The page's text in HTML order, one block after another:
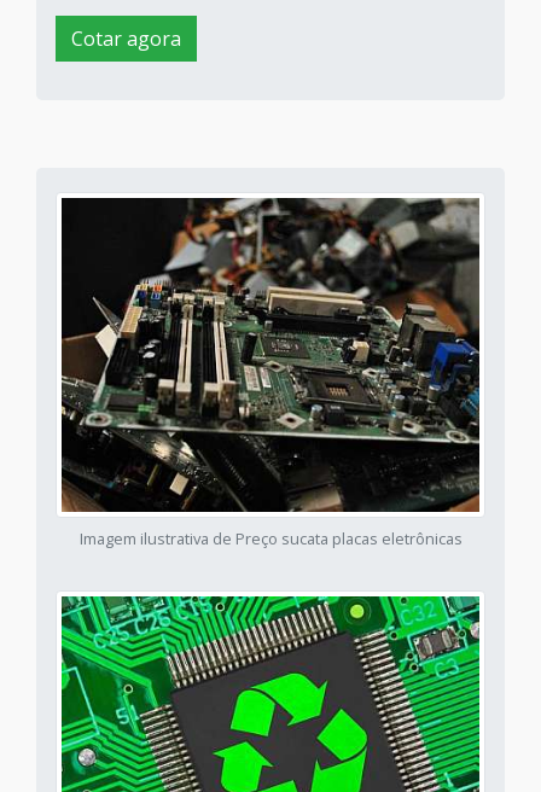
Cotar agora
Imagem ilustrativa de Preço sucata placas eletrônicas